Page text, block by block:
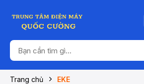
Trang chủ EKE